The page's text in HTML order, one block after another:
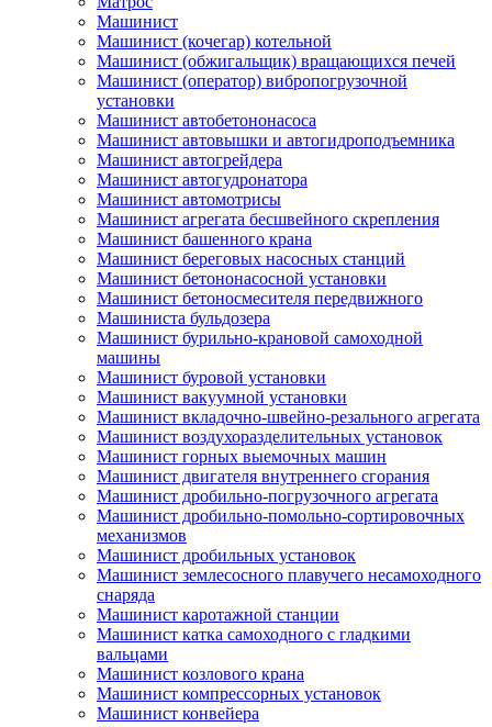
Машинист
Машинист (кочегар) котельной
Машинист (обжигальщик) вращающихся печей
Машинист (оператор) вибропогрузочной
установки
Машинист автобетононасоса
Машинист автовышки и автогидроподъемника
Машинист автогрейдера
Машинист автогудронатора
Машинист автомотрисы
Машинист агрегата бесшвейного скрепления
Машинист башенного крана
Машинист береговых насосных станций
Машинист бетононасосной установки
Машинист бетоносмесителя передвижного
Машиниста бульдозера
Машинист бурильно-крановой самоходной
машины
Машинист буровой установки
Машинист вакуумной установки
Машинист вкладочно-швейно-резального агрегата
Машинист воздухоразделительных установок
Машинист горных выемочных машин
Машинист двигателя внутреннего сгорания
Машинист дробильно-погрузочного агрегата
Машинист дробильно-помольно-сортировочных
механизмов
Машинист дробильных установок
Машинист землесосного плавучего несамоходного
снаряда
Машинист каротажной станции
Машинист катка самоходного с гладкими
вальцами
Машинист козлового крана
Машинист компрессорных установок
Машинист конвейера